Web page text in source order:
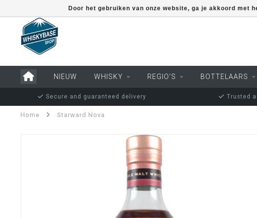
NIEUW WHISKY REGIO'S BOTTELAARS
Secure and guaranteed delivery Trusted
Home Starward Nova
Door het gebruiken van onze website, ga je akkoord met